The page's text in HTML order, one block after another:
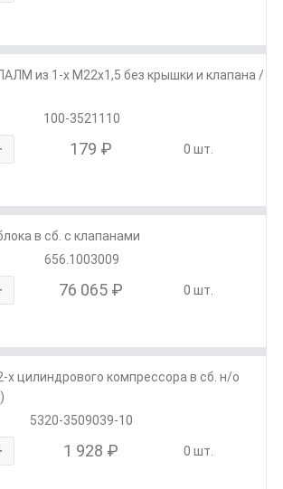
из 1-х М22х1,5 без крышки и клапана /
100-3521110
179 ₽ 0 шт.
в сб. с клапанами
656.1003009
76 065 ₽ 0 шт.
х цилиндрового компрессора в сб. н/о
5320-3509039-10
1 928 ₽ 0 шт.